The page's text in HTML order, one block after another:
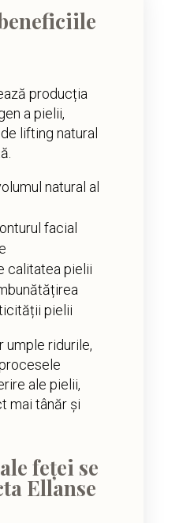
producția
a pielii,
lifting natural
natural al
facial
calitatea pielii
pielii
umple ridurile,
ale pielii,
mai tânăr și
feței se
Ellanse